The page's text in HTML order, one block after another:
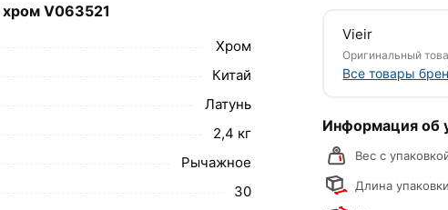
Однозахватный Материал
В комплекте: Пластиковый аэратор с
который имеет более 150000 циклов
V063521
Хром
Китай
Латунь
2,4 кг
Рычажное
30
Vieir
Оригинальный
Все товары
Информация об
Вес с
Длина